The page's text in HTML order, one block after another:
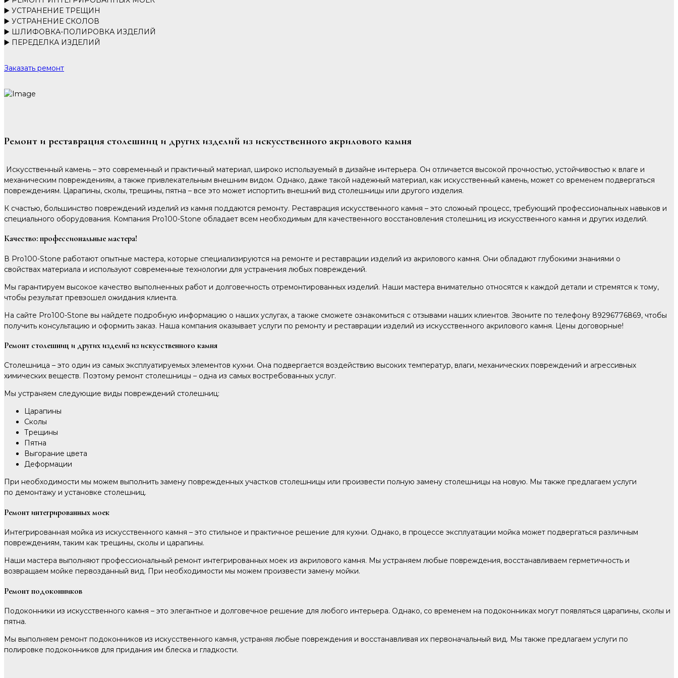
▶️ УСТРАНЕНИЕ ТРЕЩИН
▶️ УСТРАНЕНИЕ СКОЛОВ
▶️ ШЛИФОВКА-ПОЛИРОВКА ИЗДЕЛИЙ
▶️ ПЕРЕДЕЛКА ИЗДЕЛИЙ
Заказать ремонт
Ремонт и реставрация столешниц и других изделий из искусственного акрилового камня
Искусственный камень – это современный и практичный материал, широко используемый в дизайне интерьера. Он отличается высокой прочностью, устойчивостью к влаге и
механическим повреждениям, а также привлекательным внешним видом. Однако, даже такой надежный материал, как искусственный камень, может со временем подвергаться
повреждениям. Царапины, сколы, трещины, пятна – все это может испортить внешний вид столешницы или другого изделия.
К счастью, большинство повреждений изделий из камня поддаются ремонту. Реставрация искусственного камня – это сложный процесс, требующий профессиональных навыков и
специального оборудования. Компания Pro100-Stone обладает всем необходимым для качественного восстановления столешниц из искусственного камня и других изделий.
Качество: профессиональные мастера!
В Pro100-Stone работают опытные мастера, которые специализируются на ремонте и реставрации изделий из акрилового камня. Они обладают глубокими знаниями о
свойствах материала и используют современные технологии для устранения любых повреждений.
Мы гарантируем высокое качество выполненных работ и долговечность отремонтированных изделий. Наши мастера внимательно относятся к каждой детали и стремятся к тому,
чтобы результат превзошел ожидания клиента.
На сайте Pro100-Stone вы найдете подробную информацию о наших услугах, а также сможете ознакомиться с отзывами наших клиентов. Звоните по телефону 89296776869, чтобы
получить консультацию и оформить заказ. Наша компания оказывает услуги по ремонту и реставрации изделий из искусственного акрилового камня. Цены договорные!
Ремонт столешниц и других изделий из искусственного камня
Столешница – это один из самых эксплуатируемых элементов кухни. Она подвергается воздействию высоких температур, влаги, механических повреждений и агрессивных
химических веществ. Поэтому ремонт столешницы – одна из самых востребованных услуг.
Мы устраняем следующие виды повреждений столешниц:
Царапины
Сколы
Трещины
Пятна
Выгорание цвета
Деформации
При необходимости мы можем выполнить замену поврежденных участков столешницы или произвести полную замену столешницы на новую. Мы также предлагаем услуги
по демонтажу и установке столешниц.
Ремонт интегрированных моек
Интегрированная мойка из искусственного камня – это стильное и практичное решение для кухни. Однако, в процессе эксплуатации мойка может подвергаться различным
повреждениям, таким как трещины, сколы и царапины.
Наши мастера выполняют профессиональный ремонт интегрированных моек из акрилового камня. Мы устраняем любые повреждения, восстанавливаем герметичность и
возвращаем мойке первозданный вид. При необходимости мы можем произвести замену мойки.
Ремонт подоконников
Подоконники из искусственного камня – это элегантное и долговечное решение для любого интерьера. Однако, со временем на подоконниках могут появляться царапины, сколы и
пятна.
Мы выполняем ремонт подоконников из искусственного камня, устраняя любые повреждения и восстанавливая их первоначальный вид. Мы также предлагаем услуги по
полировке подоконников для придания им блеска и гладкости.